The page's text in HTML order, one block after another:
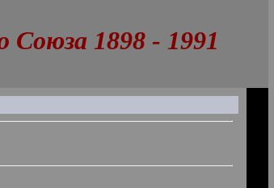
1898 - 1991